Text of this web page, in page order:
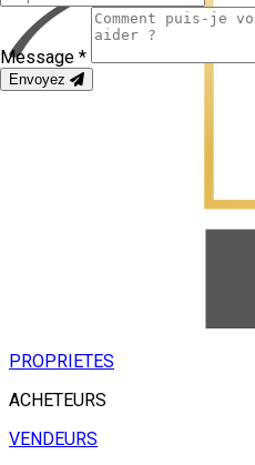
PROPRIETES
ACHETEURS
VENDEURS
Message *
Envoyez